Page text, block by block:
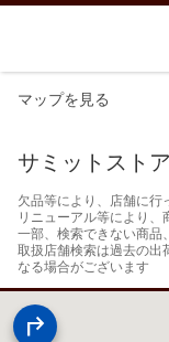
マップを見る
サミットスト
欠品等により、店舗に行
リニューアル等により
一部、検索できない商品
取扱店舗検索は過去の出
なる場合がございます